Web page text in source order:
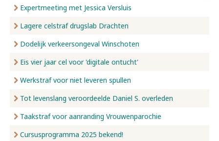
Expertmeeting met Jessica Versluis
Lagere celstraf drugslab Drachten
Dodelijk verkeersongeval Winschoten
Eis vier jaar cel voor 'digitale ontucht'
Werkstraf voor niet leveren spullen
Tot levenslang veroordeelde Daniel S. overleden
Taakstraf voor aanranding Vrouwenparochie
Cursusprogramma 2025 bekend!